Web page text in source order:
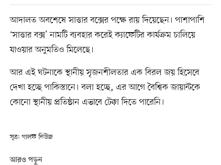
আদালত অবশেষে সাত্তার বক্সের পক্ষে রায় দিয়েছেন। পাশাপাশি
‘সাত্তার বক্স’ নামটি ব্যবহার করেই ক্যাফেটির কার্যক্রম চালিয়ে
যাওয়ার অনুমতিও মিলেছে।
আর এই ঘটনাকে স্থানীয় সৃজনশীলতার এক বিরল জয় হিসেবে
দেখা হচ্ছে পাকিস্তানে। বলা হচ্ছে, এর আগে বৈশ্বিক জায়ান্টকে
কোনো স্থানীয় প্রতিষ্ঠান এভাবে টেক্কা দিতে পারেনি।
সূত্র: গালফ নিউজ
আরও পড়ুন